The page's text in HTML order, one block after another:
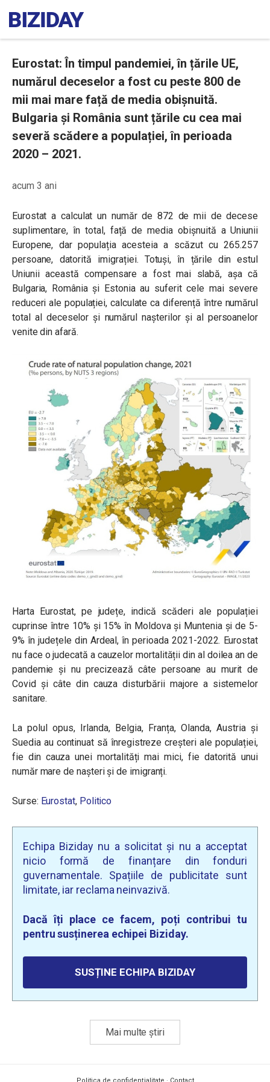
Eurostat: În timpul pandemiei, în țările UE,
numărul deceselor a fost cu peste 800 de
mii mai mare față de media obișnuită.
Bulgaria și România sunt țările cu cea mai
severă scădere a populației, în perioada
2020 – 2021.
acum 3 ani
Eurostat a calculat un număr de 872 de mii de decese
suplimentare, în total, față de media obișnuită a Uniunii
Europene, dar populația acesteia a scăzut cu 265.257
persoane, datorită imigrației. Totuși, în țările din estul
Uniunii această compensare a fost mai slabă, așa că
Bulgaria, România și Estonia au suferit cele mai severe
reduceri ale populației, calculate ca diferență între numărul
total al deceselor și numărul nașterilor și al persoanelor
venite din afară.
Harta Eurostat, pe județe, indică scăderi ale populației
cuprinse între 10% și 15% în Moldova și Muntenia și de 5-
9% în județele din Ardeal, în perioada 2021-2022. Eurostat
nu face o judecată a cauzelor mortalității din al doilea an de
pandemie și nu precizează câte persoane au murit de
Covid și câte din cauza disturbării majore a sistemelor
sanitare.
La polul opus, Irlanda, Belgia, Franța, Olanda, Austria și
Suedia au continuat să înregistreze creșteri ale populației,
fie din cauza unei mortalități mai mici, fie datorită unui
număr mare de nașteri și de imigranți.
Surse: Eurostat,Politico
Echipa Biziday nu a solicitat și nu a acceptat
nicio formă de finanțare din fonduri
guvernamentale. Spațiile de publicitate sunt
limitate, iar reclama neinvazivă.
Dacă îți place ce facem, poți contribui tu
pentru susținerea echipei Biziday.
SUSȚINE ECHIPA BIZIDAY
Mai multe știri